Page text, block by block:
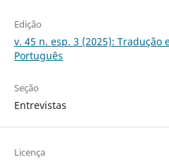
Edição
v. 45 n. esp. 3 (2025):
Português
Seção
Entrevistas
Licença